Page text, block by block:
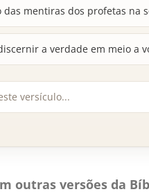
das mentiras dos profetas na
a verdade em meio a
outras versões da